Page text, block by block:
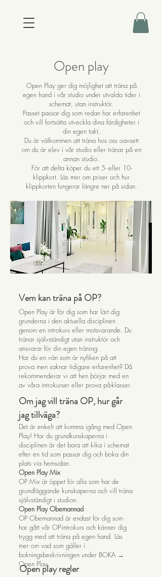
Open play
Open Play ger dig möjlighet att träna på
egen hand i vår studio under utvalda tider i
schemat, utan instruktör.
Passet passar dig som redan har erfarenhet
och vill fortsätta utveckla dina färdigheter i
din egen takt.
Du är välkommen att träna hos oss oavsett
om du är elev i vår studio eller tränar på en
annan studio.
För att delta köper du ett 5- eller 10-
klippkort. Läs mer om priser och hur
klippkorten fungerar längre ner på sidan.
Vem kan träna på OP?
Open Play är för dig som har lärt dig
grunderna i den aktuella disciplinen
genom en introkurs eller motsvarande. Du
tränar självständigt utan instruktör och
ansvarar för din egen träning.
Har du en vän som är nyfiken på att
prova men saknar tidigare erfarenhet? Då
rekommenderar vi att hen börjar med en
av våra introkurser eller prova på-klasser.
Open play regler
Om jag vill träna OP, hur går
jag tillväga?
Det är enkelt att komma igång med Open
Play! Har du grundkunskaperna i
disciplinen är det bara att kika i schemat
efter en tid som passar dig och boka din
plats via hemsidan.
Open Play Mix
OP Mix är öppet för alla som har de
grundläggande kunskaperna och vill träna
självständigt i studion.
Open Play Obemannad
OP Obemannad är endast för dig som
har gått vår OP-introkurs och känner dig
trygg med att träna på egen hand. Läs
mer om vad som gäller i
bokningsbeskrivningen under BOKA →
Open Play.